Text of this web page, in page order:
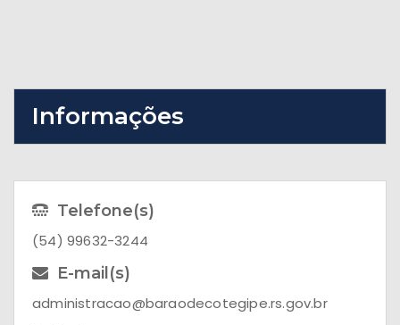
Informações
Telefone(s)
(54) 99632-3244
E-mail(s)
administracao@baraodecotegipe.rs.gov.br